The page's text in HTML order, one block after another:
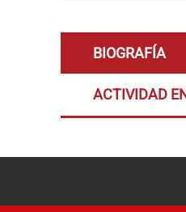
BIOGRAFÍA
ACTIVIDAD